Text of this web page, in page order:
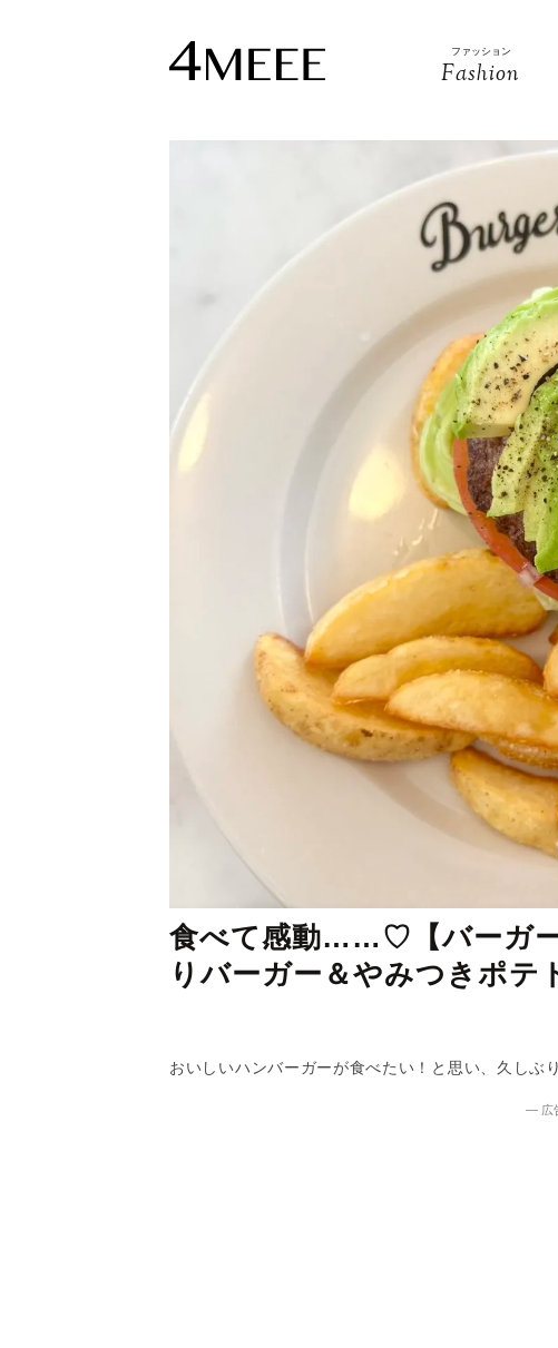
ファッション
Fashion
食べて感動……♡【バーガ
りバーガー＆やみつきポテ
おいしいハンバーガーが食べたい！と思い、久しぶ
― 広